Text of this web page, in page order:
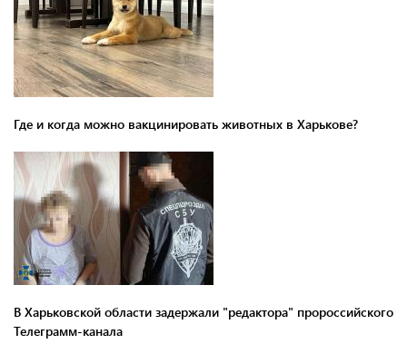
Где и когда можно вакцинировать животных в Харькове?
В Харьковской области задержали "редактора" пророссийского
Телеграмм-канала